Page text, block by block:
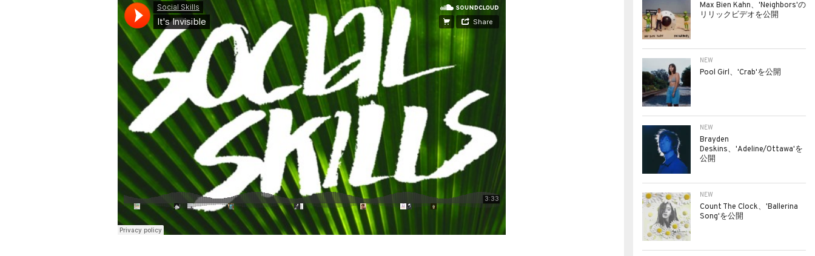
Max Bien Kahn、'Neighbors'の
リリックビデオを公開
NEW
Pool Girl、'Crab'を公開
NEW
Brayden
Deskins、'Adeline/Ottawa'を
公開
NEW
Count The Clock、'Ballerina
Song'を公開